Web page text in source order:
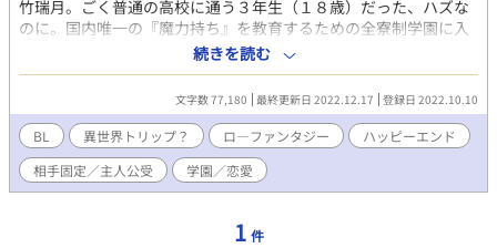
竹瑞月。ごく普通の高校に通う３年生（１８歳）だった、ハズな
のに。国内唯一の『魔力持ち』を教育するための全寮制学園に入
学するから寮生活の準備をしてとか寝起きで母さんに言われた。
いや意味わからんの極みなんだけど！？ 混乱している間にあれよ
あれよと実家から送り出され、全寮制だというその学園へ。 その
中で俺は、後悔と再会する。 相手は、俺を知らない。だってここ
どう考えても異世界。 多分コイツはアイツが辿らなかった道の一
つ。 俺と出会わなかったアイツ。 世界は変わった、俺も変わっ
た。 ならきっと楽しまなきゃ損だよな？ そして俺は今日も、馬鹿
やりながら生きている。 ☆…R15、★…R18 予定。
続きを読む
文字数 77,180 最終更新日 2022.12.17 登録日 2022.10.10
BL 異世界トリップ？ ロ―ファンタジー
ハッピーエンド
相手固定／主人公受
学園／恋愛
1 件